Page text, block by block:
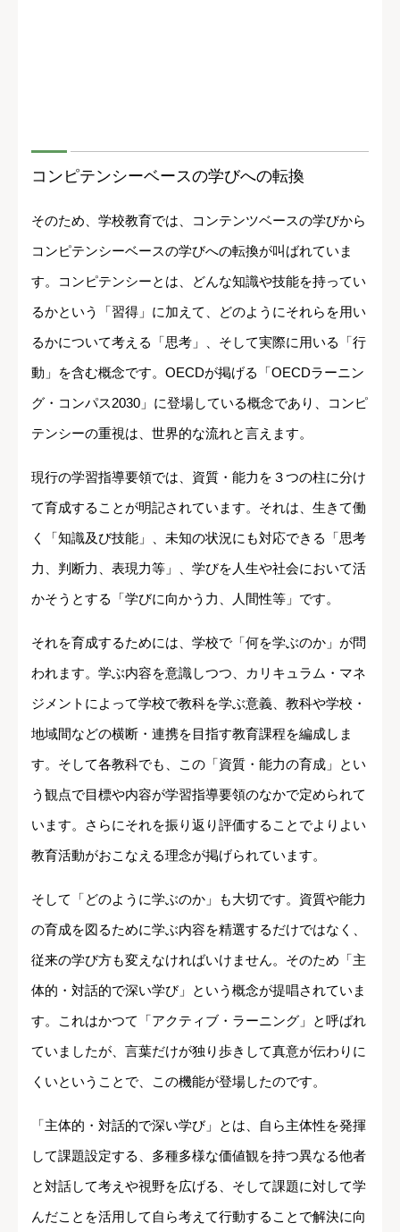
コンピテンシーベースの学びへの転換
そのため、学校教育では、コンテンツベースの学びから
コンピテンシーベースの学びへの転換が叫ばれていま
す。コンピテンシーとは、どんな知識や技能を持ってい
るかという「習得」に加えて、どのようにそれらを用い
るかについて考える「思考」、そして実際に用いる「行
動」を含む概念です。OECDが掲げる「OECDラーニン
グ・コンパス2030」に登場している概念であり、コンピ
テンシーの重視は、世界的な流れと言えます。
現行の学習指導要領では、資質・能力を３つの柱に分け
て育成することが明記されています。それは、生きて働
く「知識及び技能」、未知の状況にも対応できる「思考
力、判断力、表現力等」、学びを人生や社会において活
かそうとする「学びに向かう力、人間性等」です。
それを育成するためには、学校で「何を学ぶのか」が問
われます。学ぶ内容を意識しつつ、カリキュラム・マネ
ジメントによって学校で教科を学ぶ意義、教科や学校・
地域間などの横断・連携を目指す教育課程を編成しま
す。そして各教科でも、この「資質・能力の育成」とい
う観点で目標や内容が学習指導要領のなかで定められて
います。さらにそれを振り返り評価することでよりよい
教育活動がおこなえる理念が掲げられています。
そして「どのように学ぶのか」も大切です。資質や能力
の育成を図るために学ぶ内容を精選するだけではなく、
従来の学び方も変えなければいけません。そのため「主
体的・対話的で深い学び」という概念が提唱されていま
す。これはかつて「アクティブ・ラーニング」と呼ばれ
ていましたが、言葉だけが独り歩きして真意が伝わりに
くいということで、この機能が登場したのです。
「主体的・対話的で深い学び」とは、自ら主体性を発揮
して課題設定する、多種多様な価値観を持つ異なる他者
と対話して考えや視野を広げる、そして課題に対して学
んだことを活用して自ら考えて行動することで解決に向